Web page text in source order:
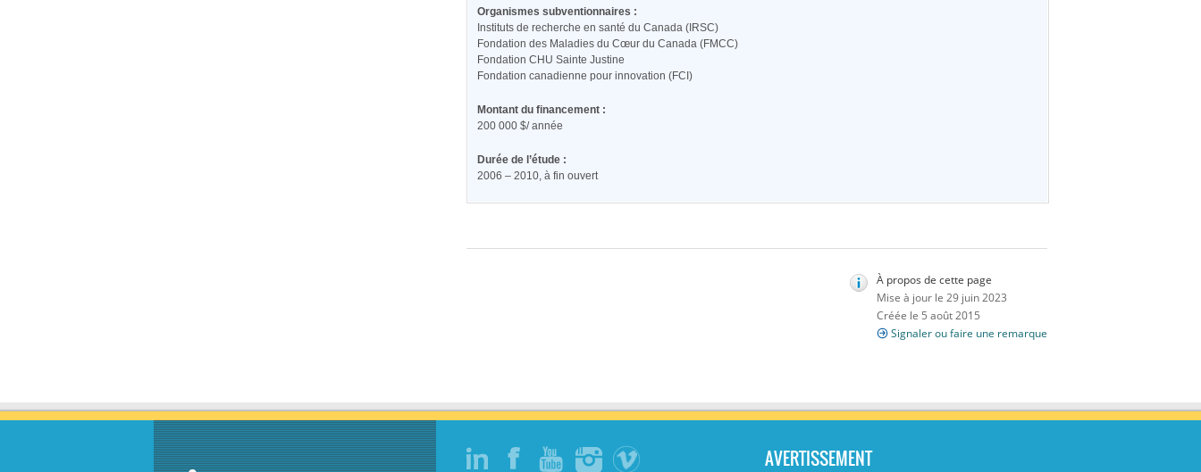
Organismes subventionnaires :
Instituts de recherche en santé du Canada (IRSC)
Fondation des Maladies du Cœur du Canada (FMCC)
Fondation CHU Sainte Justine
Fondation canadienne pour innovation (FCI)
Montant du financement :
200 000 $/ année
Durée de l’étude :
2006 – 2010, à fin ouvert
À propos de cette page
Mise à jour le 29 juin 2023
Créée le 5 août 2015
Signaler ou faire une remarque
AVERTISSEMENT